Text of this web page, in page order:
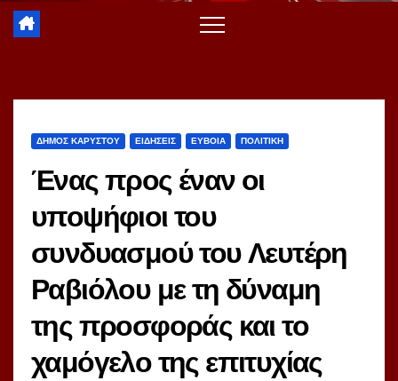
ΔΗΜΟΣ ΚΑΡΥΣΤΟΥ ΕΙΔΗΣΕΙΣ ΕΥΒΟΙΑ ΠΟΛΙΤΙΚΗ
Ένας προς έναν οι
υποψήφιοι του
συνδυασμού του Λευτέρη
Ραβιόλου με τη δύναμη
της προσφοράς και το
χαμόγελο της επιτυχίας